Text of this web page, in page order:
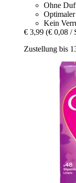
Ohne
Kein
€ 3,99 (€ 0,08 /
Zustellung bis